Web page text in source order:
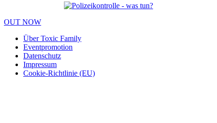
OUT NOW
Über Toxic Family
Eventpromotion
Datenschutz
Impressum
Cookie-Richtlinie (EU)